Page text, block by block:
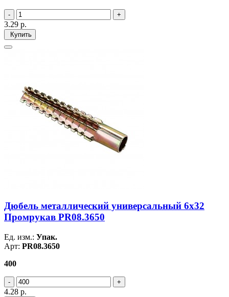
3.29 р.
Купить
Дюбель металлический универсальный 6х32
Промрукав PR08.3650
Ед. изм.: Упак.
Арт: PR08.3650
400
4.28 р.